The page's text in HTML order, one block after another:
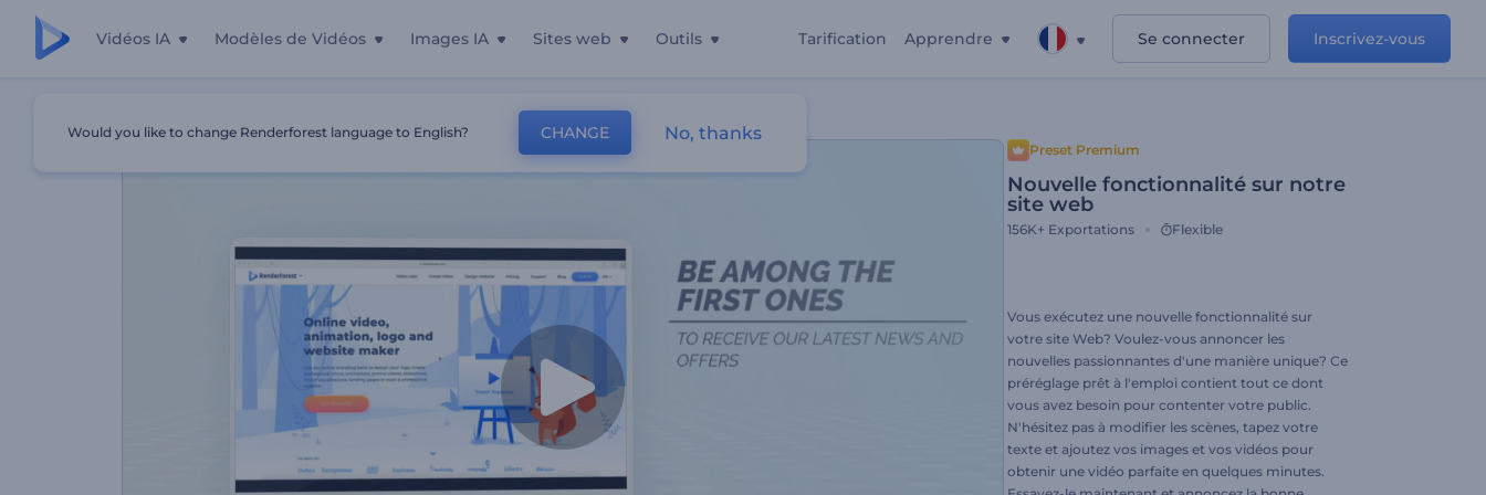
Vidéos IA Modèles de Vidéos Images IA Sites web Outils Tarification Apprendre Se connecter Inscrivez-vous
Nouvelle Fonctionnalité Sur Notre Site Web
Preset Premium
Nouvelle fonctionnalité sur notre
site web
156K+ Exportations Flexible
Vous exécutez une nouvelle fonctionnalité sur
votre site Web? Voulez-vous annoncer les
nouvelles passionnantes d'une manière unique? Ce
préréglage prêt à l'emploi contient tout ce dont
vous avez besoin pour contenter votre public.
N'hésitez pas à modifier les scènes, tapez votre
texte et ajoutez vos images et vos vidéos pour
obtenir une vidéo parfaite en quelques minutes.
Would you like to change Renderforest language to English? CHANGE No, thanks